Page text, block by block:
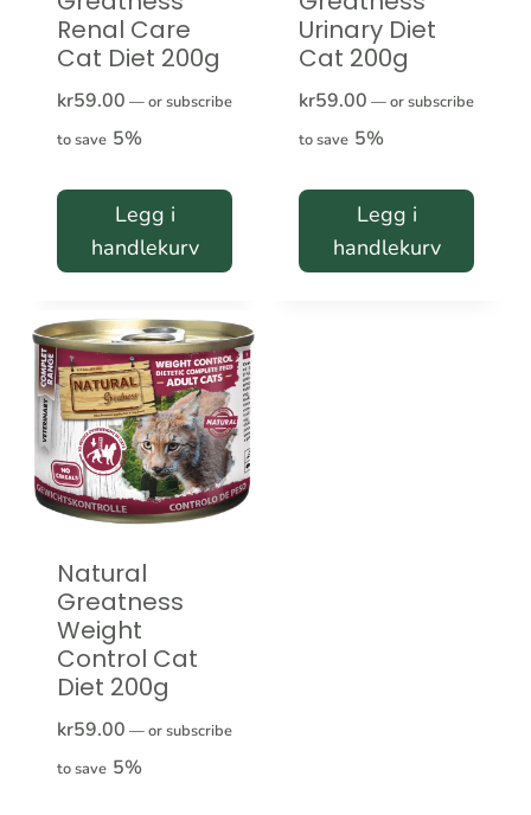
Renal Care
Cat Diet 200g
kr59.00 —or subscribe
to save 5%
Legg i
handlekurv
Urinary Diet
Cat 200g
kr59.00 —or subscribe
to save 5%
Legg i
handlekurv
Natural
Greatness
Weight
Control Cat
Diet 200g
kr59.00 —or subscribe
to save 5%